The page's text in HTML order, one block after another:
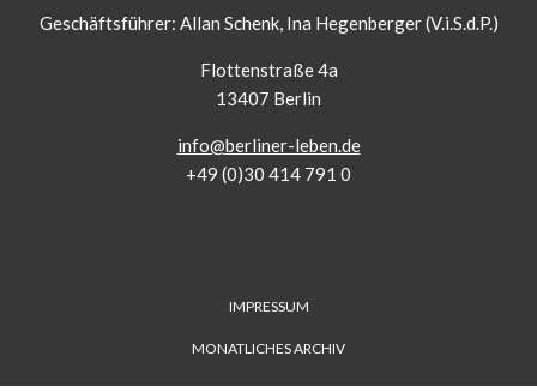
Geschäftsführer: Allan Schenk, Ina Hegenberger (V.i.S.d.P.)
Flottenstraße 4a
13407 Berlin
info@berliner-leben.de
+49 (0)30 414 791 0
IMPRESSUM
MONATLICHES ARCHIV